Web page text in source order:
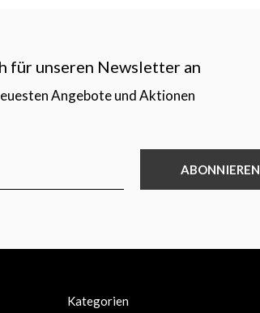
für unseren Newsletter an
Angebote und Aktionen
ABONNIEREN
Kategorien